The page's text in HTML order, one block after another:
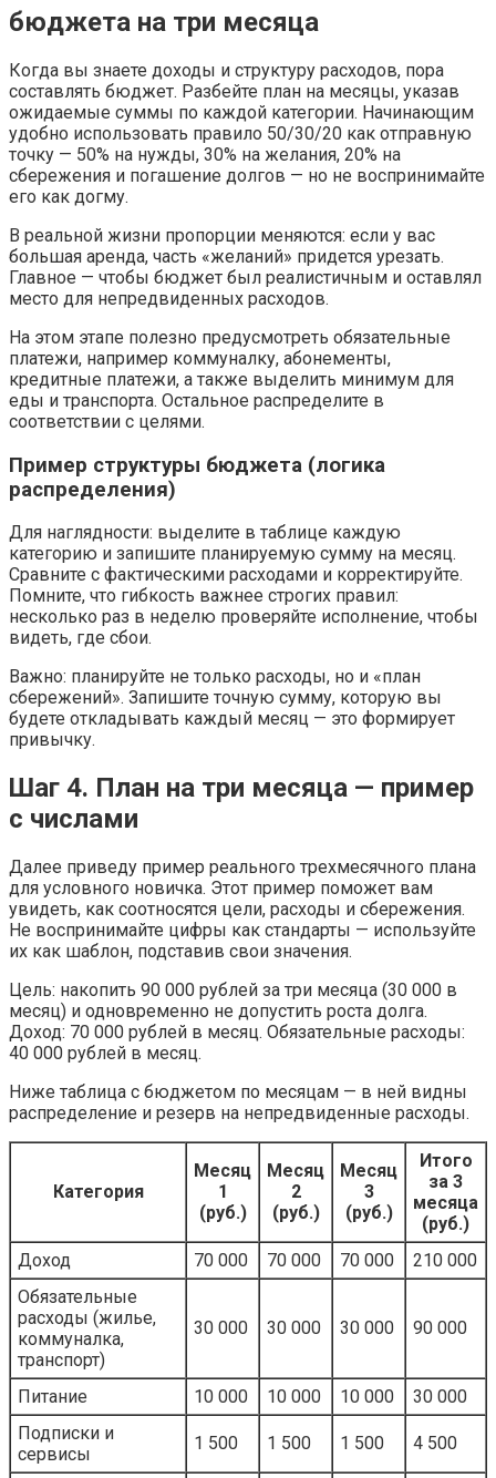
бюджета на три месяца
Когда вы знаете доходы и структуру расходов, пора
составлять бюджет. Разбейте план на месяцы, указав
ожидаемые суммы по каждой категории. Начинающим
удобно использовать правило 50/30/20 как отправную
точку — 50% на нужды, 30% на желания, 20% на
сбережения и погашение долгов — но не воспринимайте
его как догму.
В реальной жизни пропорции меняются: если у вас
большая аренда, часть «желаний» придется урезать.
Главное — чтобы бюджет был реалистичным и оставлял
место для непредвиденных расходов.
На этом этапе полезно предусмотреть обязательные
платежи, например коммуналку, абонементы,
кредитные платежи, а также выделить минимум для
еды и транспорта. Остальное распределите в
соответствии с целями.
Пример структуры бюджета (логика
распределения)
Для наглядности: выделите в таблице каждую
категорию и запишите планируемую сумму на месяц.
Сравните с фактическими расходами и корректируйте.
Помните, что гибкость важнее строгих правил:
несколько раз в неделю проверяйте исполнение, чтобы
видеть, где сбои.
Важно: планируйте не только расходы, но и «план
сбережений». Запишите точную сумму, которую вы
будете откладывать каждый месяц — это формирует
привычку.
Шаг 4. План на три месяца — пример
с числами
Далее приведу пример реального трехмесячного плана
для условного новичка. Этот пример поможет вам
увидеть, как соотносятся цели, расходы и сбережения.
Не воспринимайте цифры как стандарты — используйте
их как шаблон, подставив свои значения.
Цель: накопить 90 000 рублей за три месяца (30 000 в
месяц) и одновременно не допустить роста долга.
Доход: 70 000 рублей в месяц. Обязательные расходы:
40 000 рублей в месяц.
Ниже таблица с бюджетом по месяцам — в ней видны
распределение и резерв на непредвиденные расходы.
Категория
Месяц
1
(руб.)
Месяц
2
(руб.)
Месяц
3
(руб.)
Итого
за 3
месяца
(руб.)
Доход
70 000 70 000 70 000
210 000
Обязательные
расходы (жилье,
коммуналка,
транспорт)
30 000 30 000 30 000 90 000
Питание 10 000 10 000 10 000
30 000
Подписки и
сервисы
1 500 1 500 1 500 4 500